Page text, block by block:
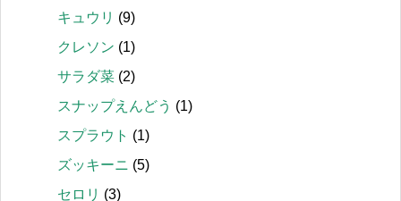
キュウリ (9)
クレソン (1)
サラダ菜 (2)
スナップえんどう (1)
スプラウト (1)
ズッキーニ (5)
セロリ (3)